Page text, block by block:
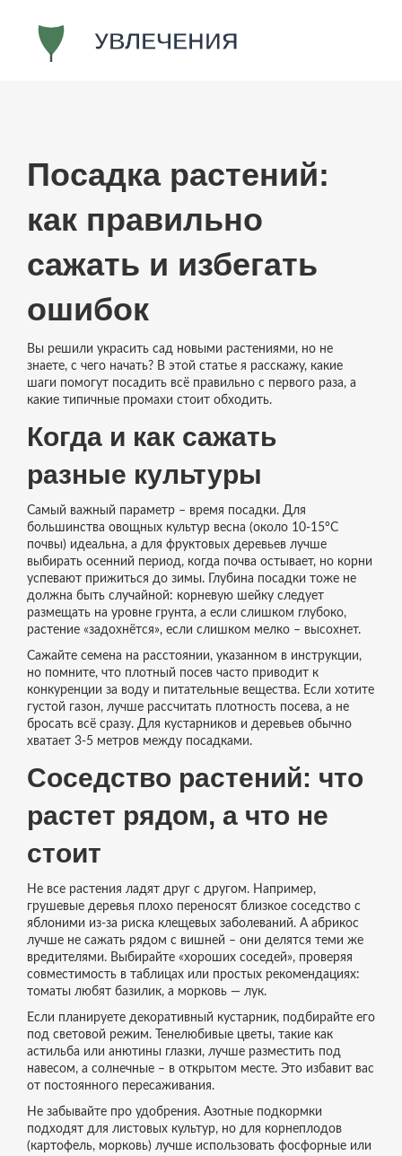
Посадка растений:
как правильно
сажать и избегать
ошибок
Вы решили украсить сад новыми растениями, но не
знаете, с чего начать? В этой статье я расскажу, какие
шаги помогут посадить всё правильно с первого раза, а
какие типичные промахи стоит обходить.
Когда и как сажать
разные культуры
Самый важный параметр – время посадки. Для
большинства овощных культур весна (около 10‑15°C
почвы) идеальна, а для фруктовых деревьев лучше
выбирать осенний период, когда почва остывает, но корни
успевают прижиться до зимы. Глубина посадки тоже не
должна быть случайной: корневую шейку следует
размещать на уровне грунта, а если слишком глубоко,
растение «задохнётся», если слишком мелко – высохнет.
Сажайте семена на расстоянии, указанном в инструкции,
но помните, что плотный посев часто приводит к
конкуренции за воду и питательные вещества. Если хотите
густой газон, лучше рассчитать плотность посева, а не
бросать всё сразу. Для кустарников и деревьев обычно
хватает 3‑5 метров между посадками.
Соседство растений: что
растет рядом, а что не
стоит
Не все растения ладят друг с другом. Например,
грушевые деревья плохо переносят близкое соседство с
яблоними из‑за риска клещевых заболеваний. А абрикос
лучше не сажать рядом с вишней – они делятся теми же
вредителями. Выбирайте «хороших соседей», проверяя
совместимость в таблицах или простых рекомендациях:
томаты любят базилик, а морковь — лук.
Если планируете декоративный кустарник, подбирайте его
под световой режим. Тенелюбивые цветы, такие как
астильба или анютины глазки, лучше разместить под
навесом, а солнечные – в открытом месте. Это избавит вас
от постоянного пересаживания.
Не забывайте про удобрения. Азотные подкормки
подходят для листовых культур, но для корнеплодов
(картофель, морковь) лучше использовать фосфорные или